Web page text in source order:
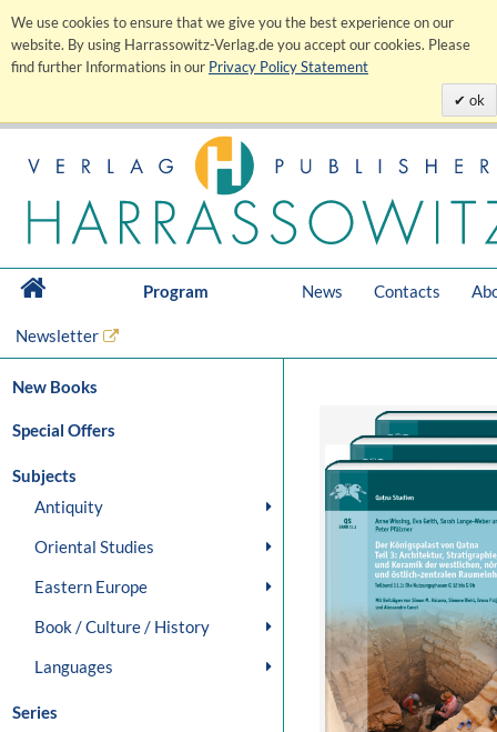
We use cookies to ensure that we give you the best experience on our
website. By using Harrassowitz-Verlag.de you accept our cookies. Please
find further Informations in our Privacy Policy Statement
ok
Program News Contacts
Newsletter
New Books
Special Offers
Subjects
Antiquity
Oriental Studies
Eastern Europe
Book / Culture / History
Languages
Series